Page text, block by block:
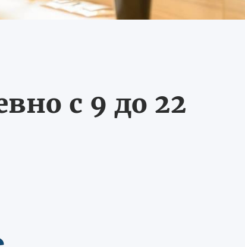
с 9 до 22